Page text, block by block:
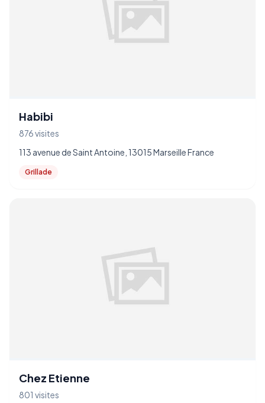
Habibi
876 visites
113 avenue de Saint Antoine, 13015 Marseille France
Grillade
Chez Etienne
801 visites